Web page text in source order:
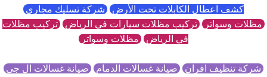
كشف اعطال الكابلات تحت الأرض شركة تسليك مجاري
مظلات وسواتر تركيب مظلات سيارات في الرياض تركيب مظلات
في الرياض مظلات وسواتر
شركة تنظيف افران صيانة غسالات الدمام صيانة غسالات ال جي